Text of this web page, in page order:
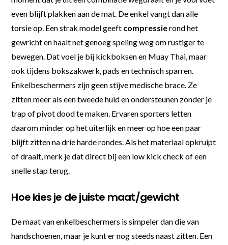
even blijft plakken aan de mat. De enkel vangt dan alle
torsie op. Een strak model geeft compressierond het
gewricht en haalt net genoeg speling weg om rustiger te
bewegen. Dat voel je bij kickboksen en Muay Thai, maar
ook tijdens bokszakwerk, pads en technisch sparren.
Enkelbeschermers zijn geen stijve medische brace. Ze
zitten meer als een tweede huid en ondersteunen zonder je
trap of pivot dood te maken. Ervaren sporters letten
daarom minder op het uiterlijk en meer op hoe een paar
blijft zitten na drie harde rondes. Als het materiaal opkruipt
of draait, merk je dat direct bij een low kick check of een
snelle stap terug.
Hoe kies je de juiste maat/gewicht
De maat van enkelbeschermers is simpeler dan die van
handschoenen, maar je kunt er nog steeds naast zitten. Een